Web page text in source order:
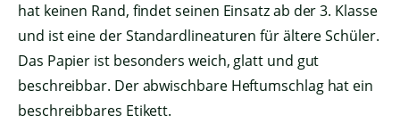
hat keinen Rand, findet seinen Einsatz ab der 3. Klasse
und ist eine der Standardlineaturen für ältere Schüler.
Das Papier ist besonders weich, glatt und gut
beschreibbar. Der abwischbare Heftumschlag hat ein
beschreibbares Etikett.